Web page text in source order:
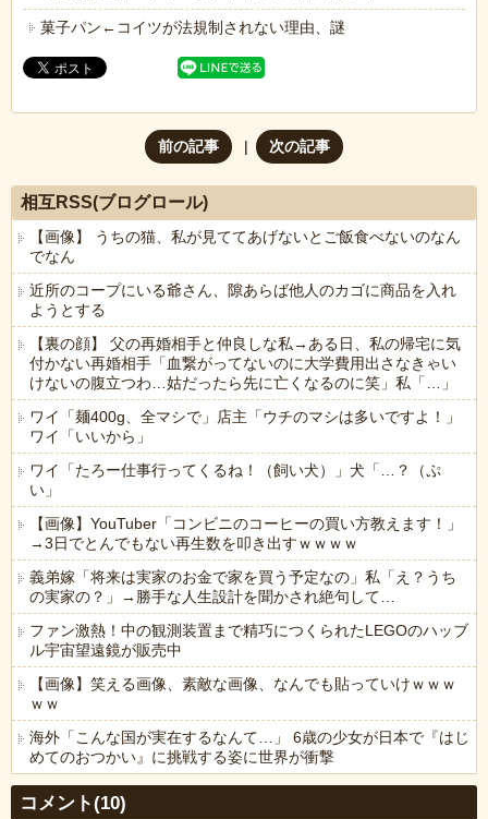
菓子パン←コイツが法規制されない理由、謎
前の記事 次の記事
相互RSS(ブログロール)
【画像】 うちの猫、私が見ててあげないとご飯食べないのなん
でなん
近所のコープにいる爺さん、隙あらば他人のカゴに商品を入れ
ようとする
【裏の顔】 父の再婚相手と仲良しな私→ある日、私の帰宅に気
付かない再婚相手「血繋がってないのに大学費用出さなきゃい
けないの腹立つわ…姑だったら先に亡くなるのに笑」私「…」
ワイ「麺400g、全マシで」店主「ウチのマシは多いですよ！」
ワイ「いいから」
ワイ「たろー仕事行ってくるね！（飼い犬）」犬「…？（ぷ
い」
【画像】YouTuber「コンビニのコーヒーの買い方教えます！」
→3日でとんでもない再生数を叩き出すｗｗｗｗ
義弟嫁「将来は実家のお金で家を買う予定なの」私「え？うち
の実家の？」→勝手な人生設計を聞かされ絶句して…
ファン激熱！中の観測装置まで精巧につくられたLEGOのハッブ
ル宇宙望遠鏡が販売中
【画像】笑える画像、素敵な画像、なんでも貼っていけｗｗｗ
ｗｗ
海外「こんな国が実在するなんて…」 6歳の少女が日本で『はじ
めてのおつかい』に挑戦する姿に世界が衝撃
Powered by livedoor 相互RSS
コメント(10)